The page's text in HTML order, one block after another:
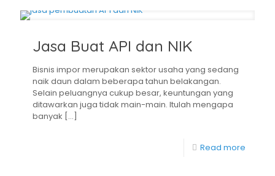
Jasa Buat API dan NIK
Bisnis impor merupakan sektor usaha yang sedang
naik daun dalam beberapa tahun belakangan.
Selain peluangnya cukup besar, keuntungan yang
ditawarkan juga tidak main-main. Itulah mengapa
banyak […]
Read more